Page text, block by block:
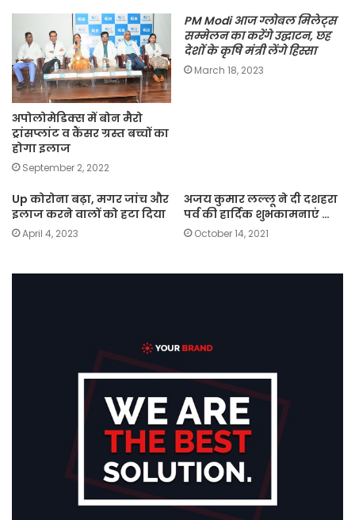
अपोलोमेडिक्स में बोन मैरो
ट्रांसप्लांट व कैंसर ग्रस्त बच्चों का
होगा इलाज
September 2, 2022
PM Modi आज ग्लोबल मिलेट्स
सम्मेलन का करेंगे उद्घाटन, छह
देशों के कृषि मंत्री लेंगे हिस्सा
March 18, 2023
Up कोरोना बढ़ा, मगर जांच और
इलाज करने वालों को हटा दिया
April 4, 2023
अजय कुमार लल्लू ने दी दशहरा
पर्व की हार्दिक शुभकामनाएं …
October 14, 2021